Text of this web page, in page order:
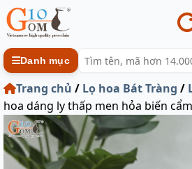
Danh mục
Trang chủ / Lọ hoa Bát Tràng /
hoa dáng ly thấp men hỏa biến